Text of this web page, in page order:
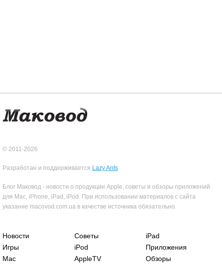
© 2011-2026
Разработан и поддерживается Lazy Ants
Блог Маковод - новости о продукции Apple, советы и обзоры приложений
для Mac, iPhone, iPad, iPod. При использовании материалов с сайта
указание macovod.com.ua в качестве источника обязательно.
Новости Советы
iPad
Игры
iPod
Приложения
Mac
AppleTV
Обзоры